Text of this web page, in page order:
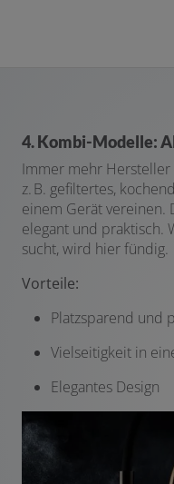
4. Kombi-Modelle:
Immer mehr
z. B. gefiltertes,
einem Gerät vereinen.
elegant und praktisch.
sucht, wird hier fündig.
Vorteile:
Platzsparend und
Vielseitigkeit in
Elegantes Design